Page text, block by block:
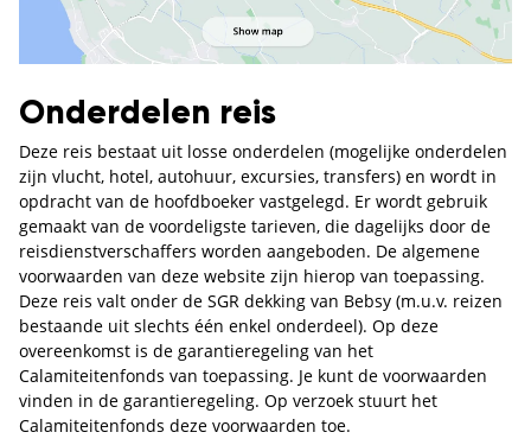
Onderdelen reis
Deze reis bestaat uit losse onderdelen (mogelijke onderdelen
zijn vlucht, hotel, autohuur, excursies, transfers) en wordt in
opdracht van de hoofdboeker vastgelegd. Er wordt gebruik
gemaakt van de voordeligste tarieven, die dagelijks door de
reisdienstverschaffers worden aangeboden. De algemene
voorwaarden van deze website zijn hierop van toepassing.
Deze reis valt onder de SGR dekking van Bebsy (m.u.v. reizen
bestaande uit slechts één enkel onderdeel). Op deze
overeenkomst is de garantieregeling van het
Calamiteitenfonds van toepassing. Je kunt de voorwaarden
vinden in de garantieregeling. Op verzoek stuurt het
Calamiteitenfonds deze voorwaarden toe.